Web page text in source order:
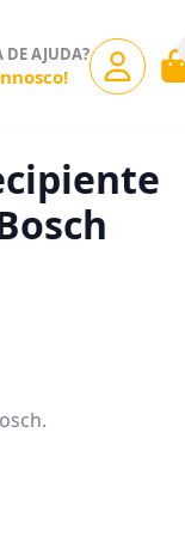
DE AJUDA?